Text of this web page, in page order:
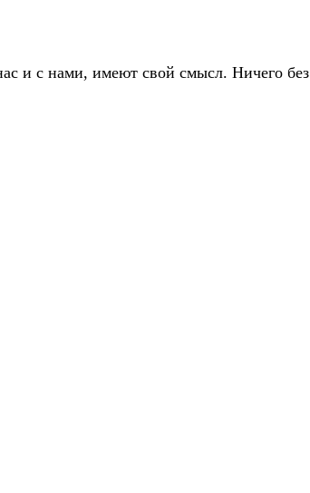
и с нами, имеют свой смысл. Ничего без